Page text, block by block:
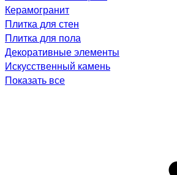
Керамогранит
Плитка для стен
Плитка для пола
Декоративные элементы
Искусственный камень
Показать все